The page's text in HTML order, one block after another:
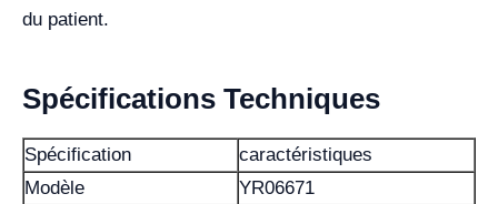
du patient.
Spécifications Techniques
Spécification
caractéristiques
Modèle
YR06671